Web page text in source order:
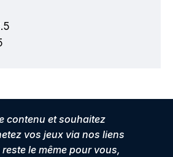
contenu et souhaitez
vos jeux via nos liens
le même pour vous,